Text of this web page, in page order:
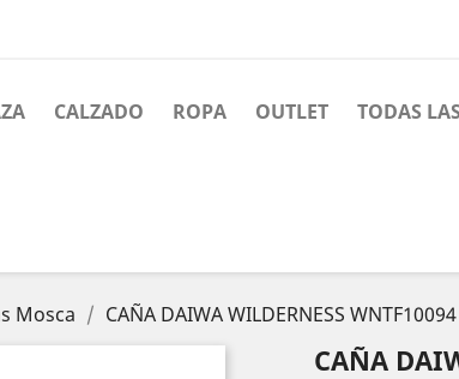
CALZADO ROPA OUTLET TODAS
Mosca CAÑA DAIWA WILDERNESS WNTF10094
CAÑA